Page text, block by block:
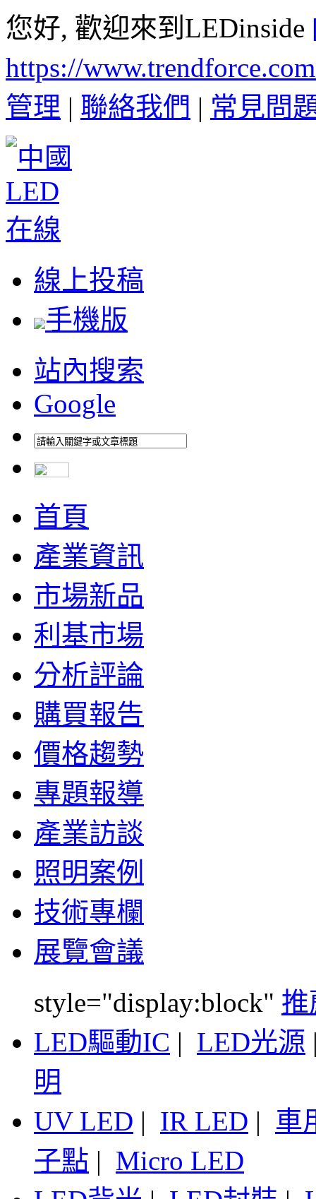
您好, 歡迎來到LEDinside
https://
管理 | 聯絡我們 | 常見問
線上投稿
手機版
站內搜索
Google
首頁
產業資訊
市場新品
利基市場
分析評論
購買報告
價格趨勢
專題報導
產業訪談
照明案例
技術專欄
展覽會議
style="display:block" 推
LED驅動IC | LED光源
明
UV LED | IR LED | 車
子點 | Micro LED